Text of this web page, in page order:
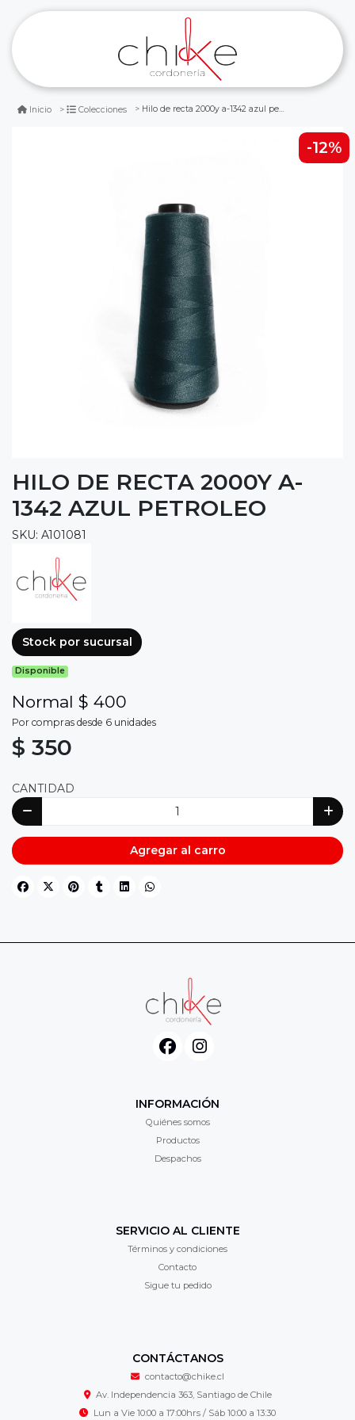
Inicio Colecciones Hilo de recta 2000y a-1342 azul petroleo
-12%
HILO DE RECTA 2000Y A-
1342 AZUL PETROLEO
SKU: A101081
Stock por sucursal
Disponible
Normal $ 400
Por compras desde 6 unidades
$ 350
CANTIDAD
Agregar al carro
INFORMACIÓN
Quiénes somos
Productos
Despachos
SERVICIO AL CLIENTE
Términos y condiciones
Contacto
Sigue tu pedido
CONTÁCTANOS
contacto@chike.cl
Av. Independencia 363, Santiago de Chile
Lun a Vie 10:00 a 17:00hrs / Sáb 10:00 a 13:30